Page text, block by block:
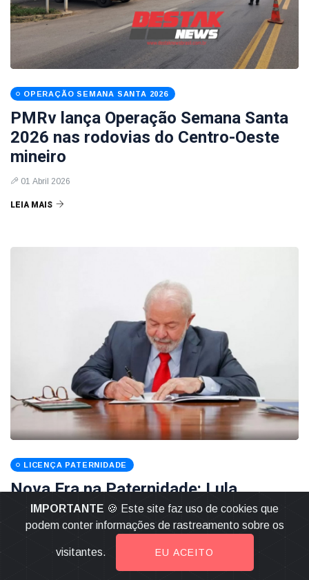
OPERAÇÃO SEMANA SANTA 2026
PMRv lança Operação Semana Santa
2026 nas rodovias do Centro-Oeste
mineiro
01 Abril 2026
LEIA MAIS
LICENÇA PATERNIDADE
Nova Era na Paternidade: Lula
sanciona ampliação da licença para
20 dias com remuneração integral
31 Março 2026
IMPORTANTE 🍪 Este site faz uso de cookies que
podem conter informações de rastreamento sobre os
visitantes. EU ACEITO